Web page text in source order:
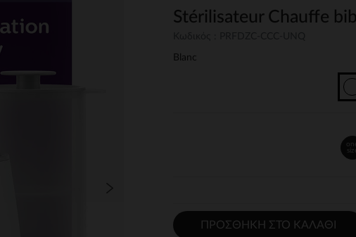
Stérilisateur Chauffe
Blanc
one
size
ΠΡΟΣΘΉΚΗ ΣΤΟ ΚΑΛΆΘΙ